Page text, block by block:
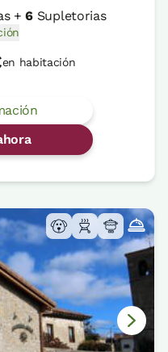
+6 Supletorias
en habitación